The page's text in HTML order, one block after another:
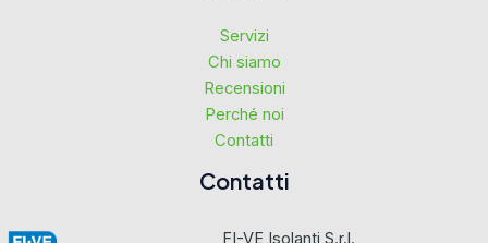
Servizi
Chi siamo
Recensioni
Perché noi
Contatti
Contatti
FI-VE Isolanti S.r.l.